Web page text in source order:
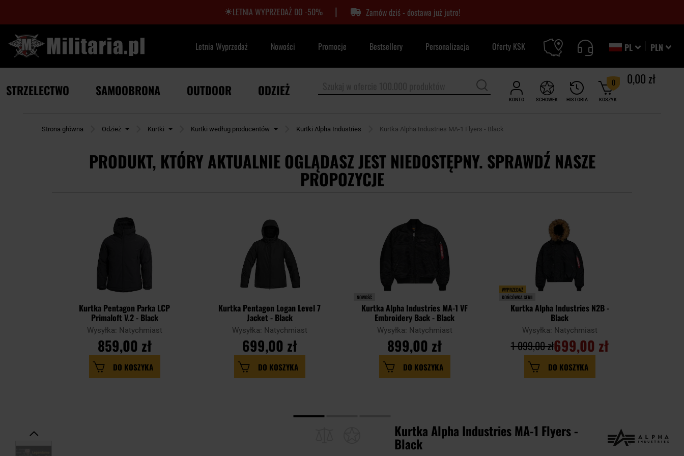
LETNIA WYPRZEDAŻ DO -50% | Zamów dziś - dostawa już jutro!
PLN
PL
Letnia Wyprzedaż Nowości Promocje Bestsellery Personalizacja Oferty KSK
KONTO HISTORIA
SCHOWEK KOSZYK
0 0,00 zł
STRZELECTWO SAMOOBRONA OUTDOOR ODZIEŻ
Strona główna Odzież Kurtki Kurtki według producentów Kurtki Alpha Industries Kurtka Alpha Industries MA-1 Flyers - Black
PRODUKT, KTÓRY AKTUALNIE OGLĄDASZ JEST NIEDOSTĘPNY. SPRAWDŹ NASZE
PROPOZYCJE
Kurtka Pentagon Parka LCP
Primaloft V.2 - Black
Wysyłka: Natychmiast
859,00 zł
DO KOSZYKA
Kurtka Pentagon Logan Level 7
Jacket - Black
Wysyłka: Natychmiast
699,00 zł
DO KOSZYKA
NOWOŚĆ
Kurtka Alpha Industries MA-1 VF
Embroidery Back - Black
Wysyłka: Natychmiast
899,00 zł
DO KOSZYKA
WYPRZEDAŻ
KOŃCÓWKA SERII
Kurtka Alpha Industries N2B -
Black
Wysyłka: Natychmiast
699,00 zł
1 099,00 zł
DO KOSZYKA
Kurtka Alpha Industries MA-1 Flyers -
Black